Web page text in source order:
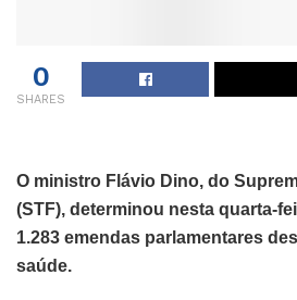
0
SHARES
O ministro Flávio Dino, do
(STF), determinou nesta quarta-
1.283 emendas parlamentares
saúde.